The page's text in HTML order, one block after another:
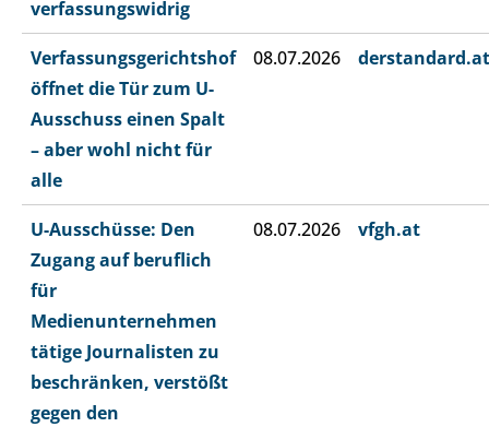
verfassungswidrig
Verfassungsgerichtshof
öffnet die Tür zum U-
Ausschuss einen Spalt
– aber wohl nicht für
alle
08.07.2026 derstandard.at
U-Ausschüsse: Den
Zugang auf beruflich
für
Medienunternehmen
tätige Journalisten zu
beschränken, verstößt
gegen den
08.07.2026 vfgh.at